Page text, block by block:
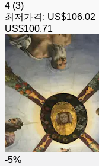
4 (3)
최저가격: US$106.02
US$100.71
-5%